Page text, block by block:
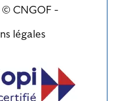
CNGOF -
légales